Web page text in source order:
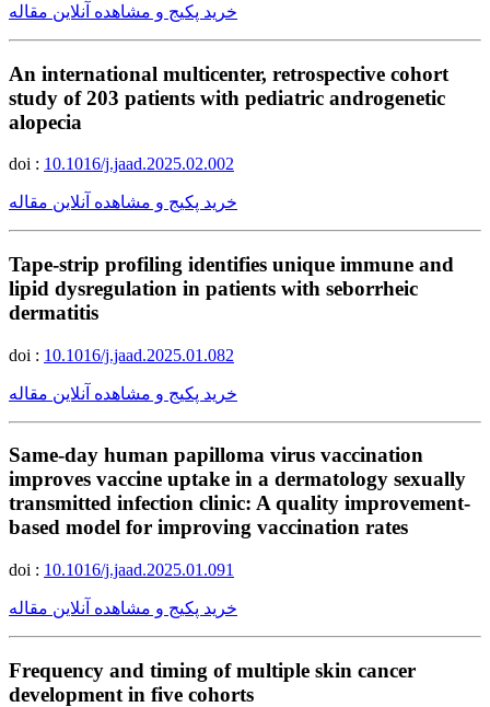
خرید پکیج و مشاهده آنلاین مقاله
An international multicenter, retrospective cohort
study of 203 patients with pediatric androgenetic
alopecia
doi : 10.1016/j.jaad.2025.02.002
خرید پکیج و مشاهده آنلاین مقاله
Tape-strip profiling identifies unique immune and
lipid dysregulation in patients with seborrheic
dermatitis
doi : 10.1016/j.jaad.2025.01.082
خرید پکیج و مشاهده آنلاین مقاله
Same-day human papilloma virus vaccination
improves vaccine uptake in a dermatology sexually
transmitted infection clinic: A quality improvement-
based model for improving vaccination rates
doi : 10.1016/j.jaad.2025.01.091
خرید پکیج و مشاهده آنلاین مقاله
Frequency and timing of multiple skin cancer
development in five cohorts